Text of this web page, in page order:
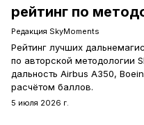
рейтинг по
Редакция SkyMoments
Рейтинг лучших
по авторской методологии
дальность Airbus A350,
расчётом баллов.
5 июля 2026 г.